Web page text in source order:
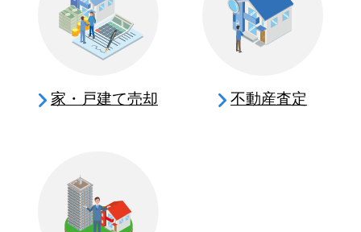
家・戸建て売却 不動産査定